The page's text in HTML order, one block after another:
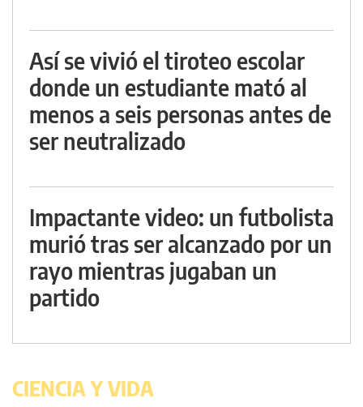
Así se vivió el tiroteo escolar
donde un estudiante mató al
menos a seis personas antes de
ser neutralizado
Impactante video: un futbolista
murió tras ser alcanzado por un
rayo mientras jugaban un
partido
CIENCIA Y VIDA